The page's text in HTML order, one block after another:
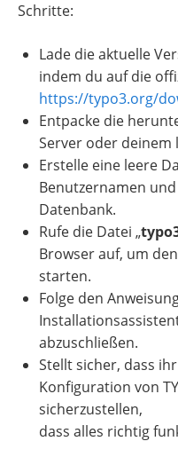
Schritte:
Lade die aktuelle
indem du auf die
https://typo3.org/
Entpacke die
Server oder deinem
Erstelle eine leere
Benutzernamen
Datenbank.
Rufe die Datei „
Browser auf, um
starten.
Folge den
abzuschließen.
Stellt sicher, dass
Konfiguration von
sicherzustellen,
dass alles richtig